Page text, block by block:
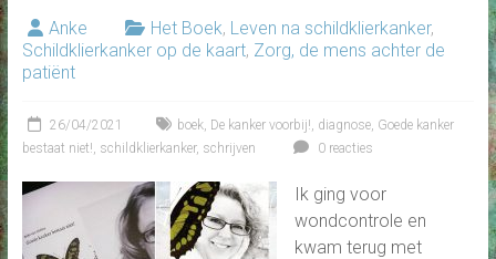
Anke Het Boek, Leven na schildklierkanker,
Schildklierkanker op de kaart, Zorg, de mens achter de
patiënt
26/04/2021 boek, De kanker voorbij! diagnose, Goede kanker
bestaat niet! schildklierkanker, schrijven 0 reacties
Ik ging voor
wondcontrole en
kwam terug met